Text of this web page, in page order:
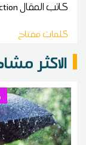
كاتب المقال
كلمات مفتاح
الاكثر